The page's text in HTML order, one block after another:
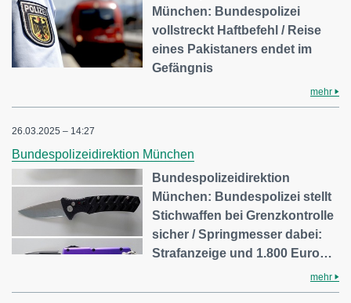
München: Bundespolizei
vollstreckt Haftbefehl / Reise
eines Pakistaners endet im
Gefängnis
mehr
26.03.2025 – 14:27
Bundespolizeidirektion München
Bundespolizeidirektion
München: Bundespolizei stellt
Stichwaffen bei Grenzkontrolle
sicher / Springmesser dabei:
Strafanzeige und 1.800 Euro…
mehr